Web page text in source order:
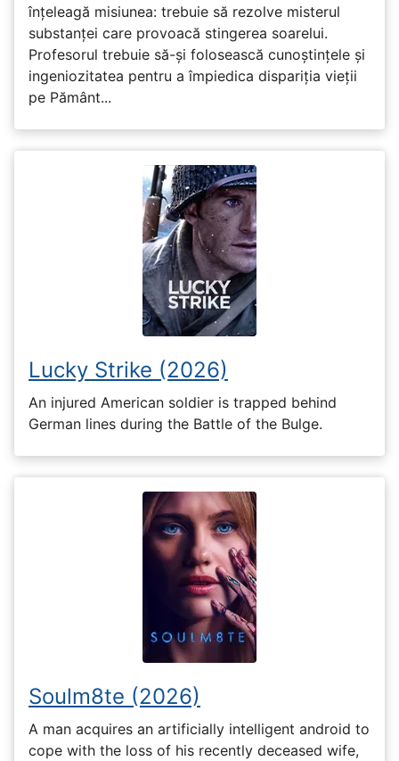
înțeleagă misiunea: trebuie să rezolve misterul
substanței care provoacă stingerea soarelui.
Profesorul trebuie să-și folosească cunoștințele și
ingeniozitatea pentru a împiedica dispariția vieții
pe Pământ...
Lucky Strike (2026)
An injured American soldier is trapped behind
German lines during the Battle of the Bulge.
Soulm8te (2026)
A man acquires an artificially intelligent android to
cope with the loss of his recently deceased wife,